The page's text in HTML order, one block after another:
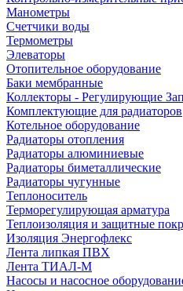
Манометры
Счетчики воды
Термометры
Элеваторы
Отопительное оборудование
Баки мембранные
Коллекторы - Регулирующие
Комплектующие для радиаторов
Котельное оборудование
Радиаторы отопления
Радиаторы алюминиевые
Радиаторы биметаллические
Радиаторы чугунные
Теплоноситель
Терморегулирующая арматура
Теплоизоляция и защитные
Изоляция Энергофлекс
Лента липкая ПВХ
Лента ТИАЛ-М
Насосы и насосное